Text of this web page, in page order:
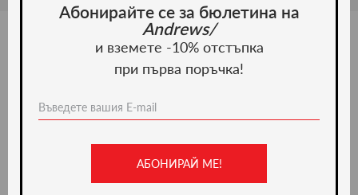
Ние препоръчваме
Абонирайте се за бюлетина на
Andrews/
и вземете -10% отстъпка
при първа поръчка!
АБОНИРАЙ МЕ!